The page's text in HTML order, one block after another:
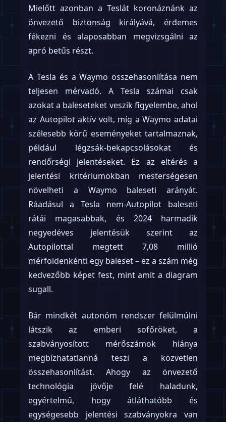
Mielőtt azonban a Teslát koronáznánk az
önvezető biztonság királyává, érdemes
fékezni és alaposabban megvizsgálni az
apró betűs részt.
A Tesla és a Waymo összehasonlítása nem
teljesen mérvadó. A Tesla számai csak
azokat a baleseteket veszik figyelembe, ahol
az Autopilot aktív volt, míg a Waymo adatai
szélesebb körű eseményeket tartalmaznak,
például légzsák-bekapcsolásokat és
rendőrségi jelentéseket. Ez az eltérés a
jelentési kritériumokban mesterségesen
növelheti a Waymo baleseti arányát.
Ráadásul a Tesla nem-Autopilot baleseti
rátái magasabbak, és 2024 harmadik
negyedéves jelentésük szerint az
Autopilottal megtett 7,08 millió
mérföldenkénti egy baleset – ez a szám még
kedvezőbb képet fest, mint amit a diagram
sugall.
Bár mindkét autonóm rendszer felülmúlni
látszik az emberi sofőröket, a
szabványosított mérőszámok hiánya
megbízhatatlanná teszi a közvetlen
összehasonlítást. Ahogy az önvezető
technológia jövője felé haladunk,
egyértelmű, hogy átláthatóbb és
egységesebb jelentési szabványokra van